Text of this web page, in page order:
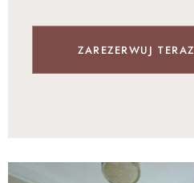
ZAREZERWUJ TERAZ